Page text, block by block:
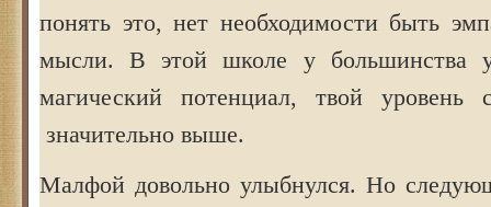
понять это, нет необходимости быть
мысли. В этой школе у большинства
магический потенциал, твой уровень
значительно выше.
Малфой довольно улыбнулся. Но